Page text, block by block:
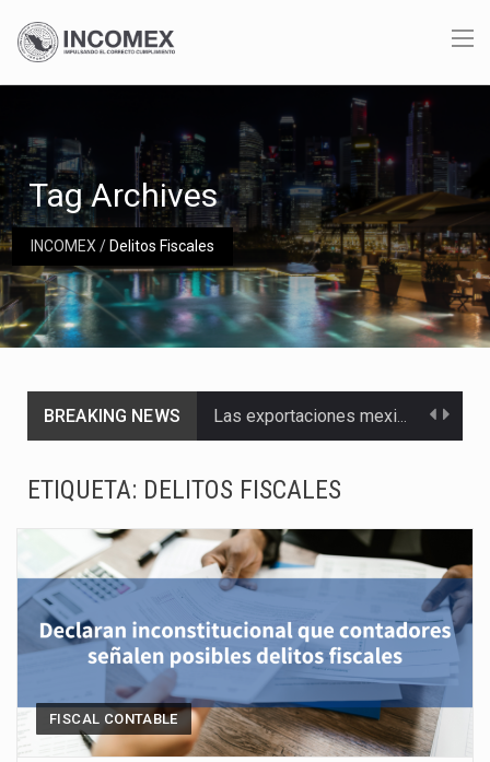
INCOMEX/ Delitos Fiscales
Tag Archives
BREAKING NEWS Las exportaciones mexicanas de vehículos ligeros disminuyeron 9.67 % en julio a tasa anual, alcanzando…
Ante la suspensión temporal de las inspecciones sanitarias del Departamento de Agricultura de Estados Unidos…
Los créditos fiscales determinados a empresas IMMEX rara vez nacen de una interpretación equivocada de…
La industria automotriz mexicana concentra más de la mitad de las quejas bajo el Mecanismo…
ETIQUETA: DELITOS FISCALES
FISCAL CONTABLE